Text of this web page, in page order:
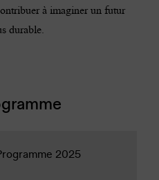
à imaginer un futur
durable.
2025